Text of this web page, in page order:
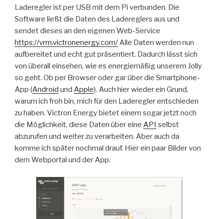
Laderegler ist per USB mit dem Pi verbunden. Die
Software ließt die Daten des Ladereglers aus und
sendet dieses an den eigenen Web-Service
https://vrm.victronenergy.com/Alle Daten werden nun
aufbereitet und echt gut präsentiert. Dadurch lässt sich
von überall einsehen, wie es energiemäßig unserem Jolly
so geht. Ob per Browser oder gar über die Smartphone-
App (Android und Apple). Auch hier wieder ein Grund,
warum ich froh bin, mich für den Laderegler entschieden
zu haben. Victron Energy bietet einem sogar jetzt noch
die Möglichkeit, diese Daten über eine API selbst
abzurufen und weiter zu verarbeiten. Aber auch da
komme ich später nochmal drauf. Hier ein paar Bilder von
dem Webportal und der App.